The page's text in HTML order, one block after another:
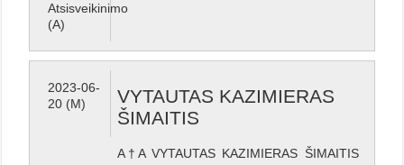
Atsisveikinimo
(A)
2023-06-
20 (M)
VYTAUTAS KAZIMIERAS
ŠIMAITIS
A†A VYTAUTAS KAZIMIERAS ŠIMAITIS